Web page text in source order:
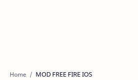
Home MOD FREE FIRE IOS